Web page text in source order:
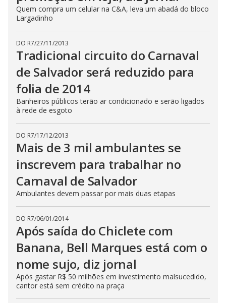
Quem compra um celular na C&A, leva um abadá do bloco
Largadinho
DO R7/27/11/2013
Tradicional circuito do Carnaval
de Salvador será reduzido para
folia de 2014
Banheiros públicos terão ar condicionado e serão ligados
à rede de esgoto
DO R7/17/12/2013
Mais de 3 mil ambulantes se
inscrevem para trabalhar no
Carnaval de Salvador
Ambulantes devem passar por mais duas etapas
DO R7/06/01/2014
Após saída do Chiclete com
Banana, Bell Marques está com o
nome sujo, diz jornal
Após gastar R$ 50 milhões em investimento malsucedido,
cantor está sem crédito na praça